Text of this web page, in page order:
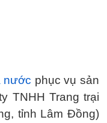
nước phục vụ sản
TNHH Trang trại
tỉnh Lâm Đồng)